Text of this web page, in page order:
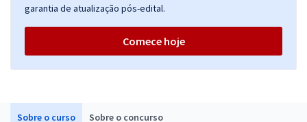
Sobre o curso Sobre o concurso
garantia de atualização pós-edital.
Comece hoje